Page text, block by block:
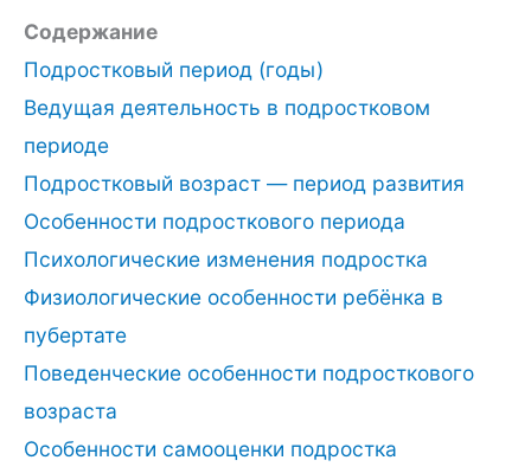
Содержание
Подростковый период (годы)
Ведущая деятельность в подростковом
периоде
Подростковый возраст — период развития
Особенности подросткового периода
Психологические изменения подростка
Физиологические особенности ребёнка в
пубертате
Поведенческие особенности подросткового
возраста
Особенности самооценки подростка